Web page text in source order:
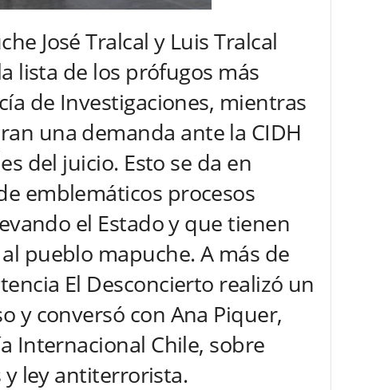
José Tralcal y Luis Tralcal
lista de los prófugos más
de Investigaciones, mientras
una demanda ante la CIDH
del juicio. Esto se da en
emblemáticos procesos
el Estado y que tienen
pueblo mapuche. A más de
El Desconcierto realizó un
y conversó con Ana Piquer,
Internacional Chile, sobre
ley antiterrorista.